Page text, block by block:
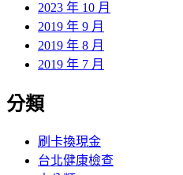
2023 年 10 月
2019 年 9 月
2019 年 8 月
2019 年 7 月
分類
刷卡換現金
台北健康檢查